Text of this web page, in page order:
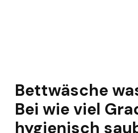
Bettwäsche
Bei wie viel
hygienisch